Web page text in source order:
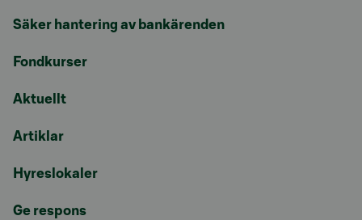
Säker hantering av bankärenden
Fondkurser
Aktuellt
Artiklar
Hyreslokaler
Ge respons